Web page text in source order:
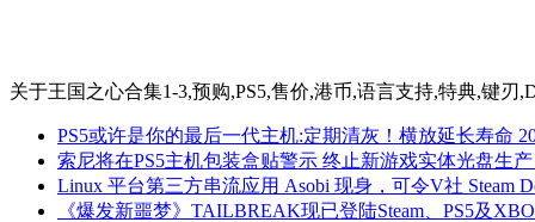
关于王国之心合集1-3,预购,PS5,售价,港币,语言支持,特典,键刃
PS5或许是你的最后一代主机:定期清灰！横放延长寿命
索尼将在PS5主机包装盒贴警示 终止新游戏实体光盘生产
Linux 平台第三方串流应用 Asobi 现身，可令V社 Steam
《爆发新噩梦》TAILBREAK现已登陆Steam、PS5及